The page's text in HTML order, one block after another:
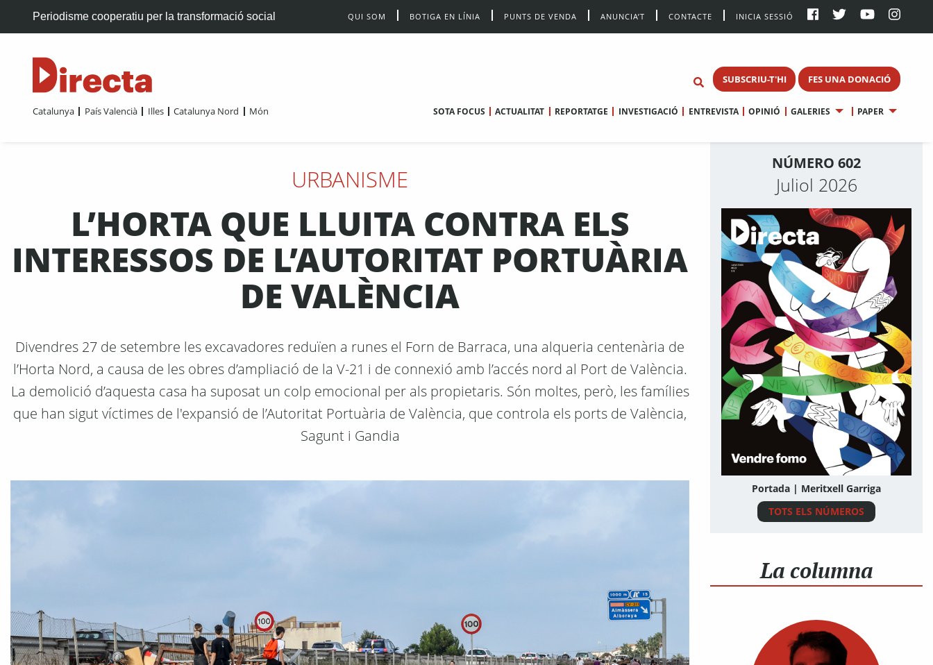
Periodisme cooperatiu per la transformació social QUI SOM BOTIGA EN LÍNIA PUNTS DE VENDA ANUNCIA’T CONTACTE INICIA SESSIÓ
SUBSCRIU-T'HI FES UNA DONACIÓ
Catalunya País Valencià Illes Catalunya Nord Món SOTA FOCUS ACTUALITAT REPORTATGE INVESTIGACIÓ ENTREVISTA OPINIÓ GALERIES PAPER
URBANISME
L’HORTA QUE LLUITA CONTRA ELS
INTERESSOS DE L’AUTORITAT PORTUÀRIA
DE VALÈNCIA
Divendres 27 de setembre les excavadores reduïen a runes el Forn de Barraca, una alqueria centenària de
l’Horta Nord, a causa de les obres d’ampliació de la V-21 i de connexió amb l’accés nord al Port de València.
La demolició d’aquesta casa ha suposat un colp emocional per als propietaris. Són moltes, però, les famílies
que han sigut víctimes de l'expansió de l’Autoritat Portuària de València, que controla els ports de València,
Sagunt i Gandia
NÚMERO 602
Juliol 2026
Portada | Meritxell Garriga
TOTS ELS NÚMEROS
La columna